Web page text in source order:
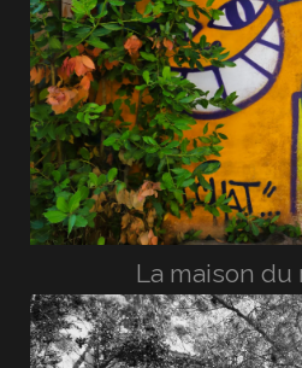
La maison du